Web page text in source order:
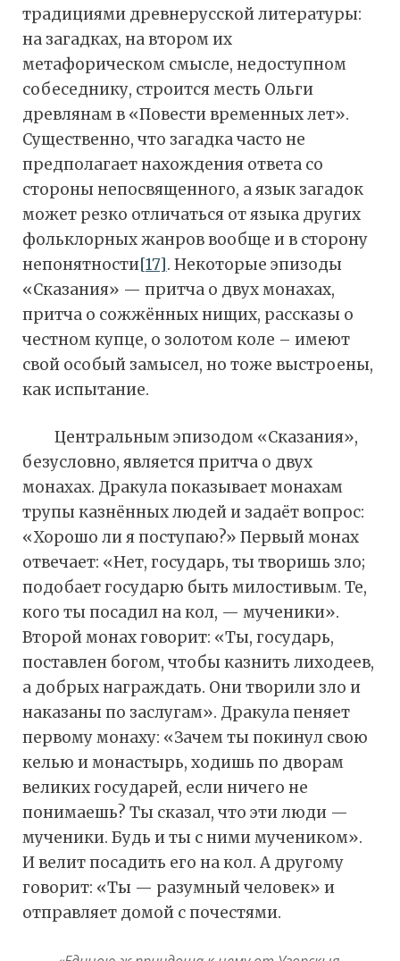
традициями древнерусской литературы:
на загадках, на втором их
метафорическом смысле, недоступном
собеседнику, строится месть Ольги
древлянам в «Повести временных лет».
Существенно, что загадка часто не
предполагает нахождения ответа со
стороны непосвященного, а язык загадок
может резко отличаться от языка других
фольклорных жанров вообще и в сторону
непонятности[17]. Некоторые эпизоды
«Сказания» — притча о двух монахах,
притча о сожжённых нищих, рассказы о
честном купце, о золотом коле – имеют
свой особый замысел, но тоже выстроены,
как испытание.
Центральным эпизодом «Сказания»,
безусловно, является притча о двух
монахах. Дракула показывает монахам
трупы казнённых людей и задаёт вопрос:
«Хорошо ли я поступаю?» Первый монах
отвечает: «Нет, государь, ты творишь зло;
подобает государю быть милостивым. Те,
кого ты посадил на кол, — мученики».
Второй монах говорит: «Ты, государь,
поставлен богом, чтобы казнить лиходеев,
а добрых награждать. Они творили зло и
наказаны по заслугам». Дракула пеняет
первому монаху: «Зачем ты покинул свою
келью и монастырь, ходишь по дворам
великих государей, если ничего не
понимаешь? Ты сказал, что эти люди —
мученики. Будь и ты с ними мучеником».
И велит посадить его на кол. А другому
говорит: «Ты — разумный человек» и
отправляет домой с почестями.